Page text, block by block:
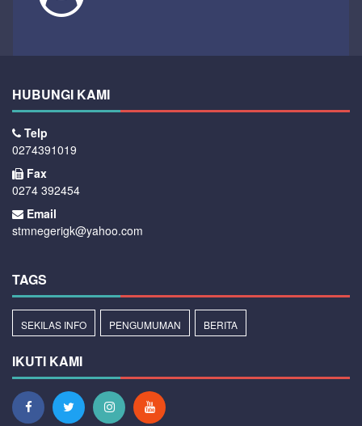
HUBUNGI KAMI
Telp
0274391019
Fax
0274 392454
Email
stmnegerigk@yahoo.com
TAGS
SEKILAS INFO PENGUMUMAN BERITA
IKUTI KAMI